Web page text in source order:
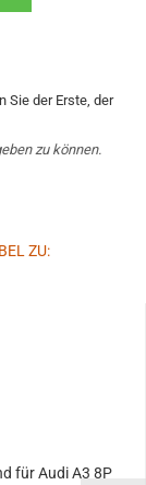
Sie der Erste, der
zu können.
ZU:
für Audi A3 8P